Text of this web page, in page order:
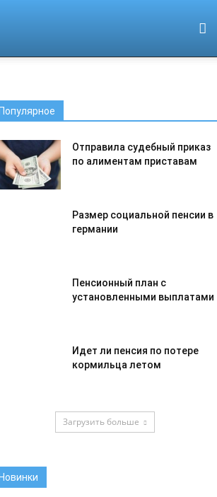
Отправила судебный приказ
по алиментам приставам
Размер социальной пенсии в
германии
Пенсионный план с
установленными выплатами
Идет ли пенсия по потере
кормильца летом
Загрузить больше
Для любых
сайту: